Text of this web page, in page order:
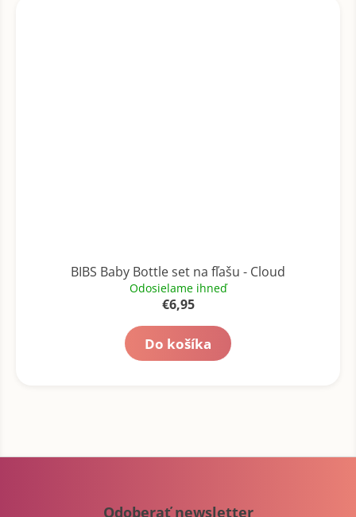
BIBS Baby Bottle set na fľašu - Cloud
Odosielame ihneď
€6,95
Do košíka
Z
Odoberať newsletter